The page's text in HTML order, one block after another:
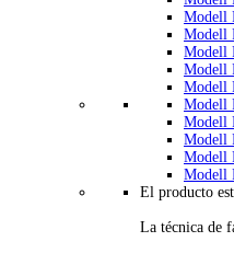
Modell
Modell
Modell
Modell
Modell
Modell
Modell
Modell
Modell
Modell
El producto
La técnica de